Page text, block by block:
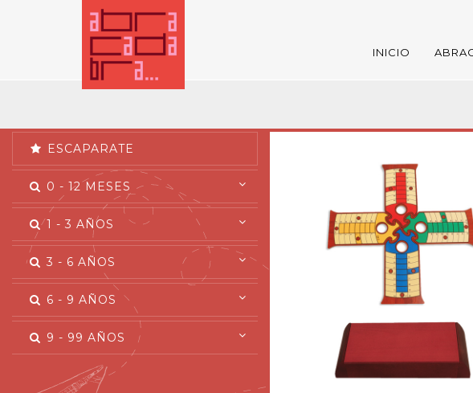
INICIO
ESCAPARATE
0 - 12 MESES
1 - 3 AÑOS
3 - 6 AÑOS
6 - 9 AÑOS
9 - 99 AÑOS